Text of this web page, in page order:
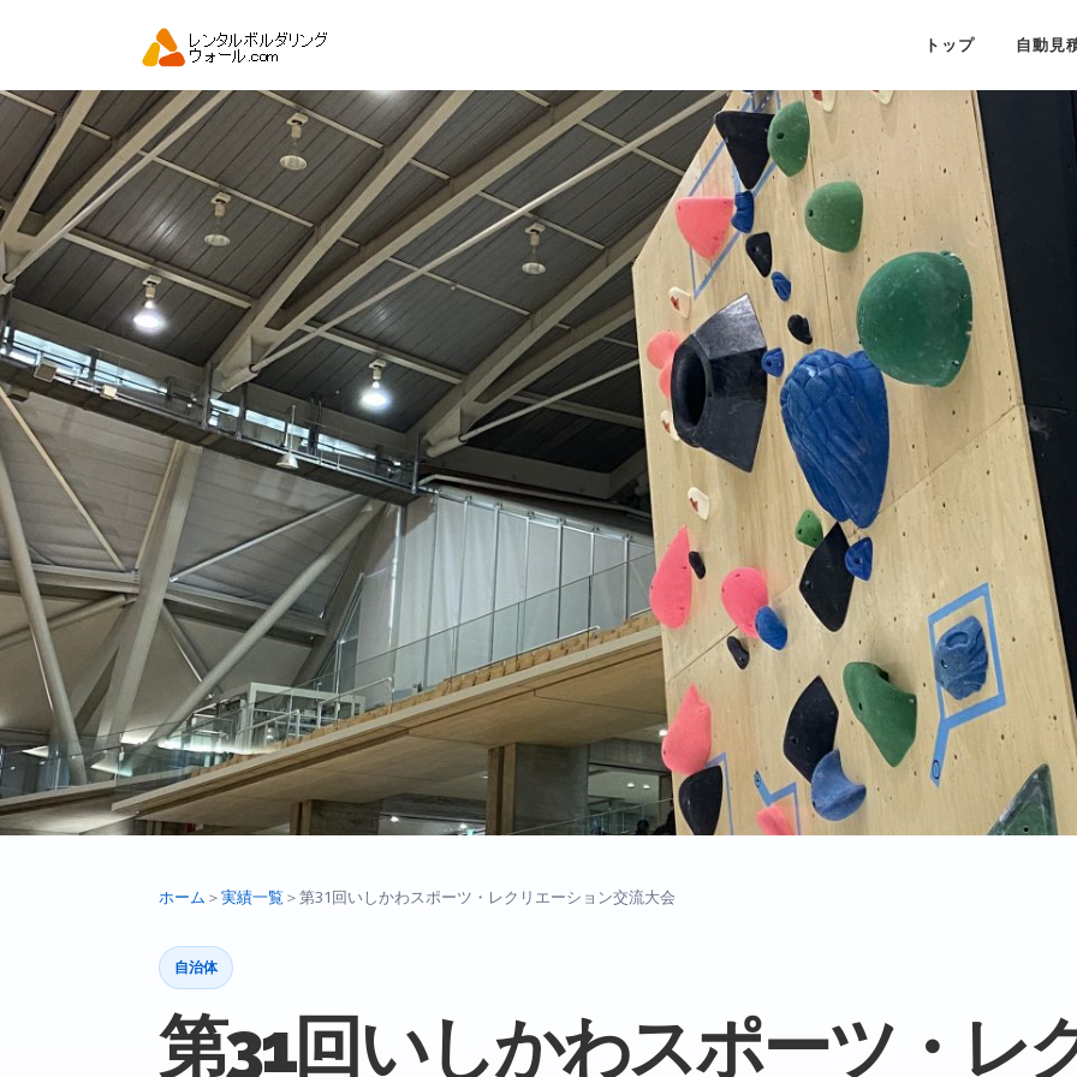
ン
ツ
キ
ッ
プ
トップ 自動見
ホーム ＞実績一覧 ＞第31回いしかわスポーツ・レクリエーション交流大会
自治体
第31回いしかわスポーツ・レ